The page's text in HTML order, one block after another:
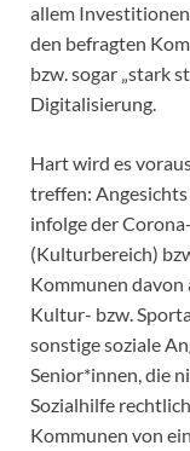
allem
den befragten
bzw. sogar „stark
Digitalisierung.
Hart wird es
treffen:
infolge der
(Kulturbereich)
Kommunen davon
Kultur- bzw.
sonstige soziale
Senior*innen, die
Sozialhilfe
Kommunen von